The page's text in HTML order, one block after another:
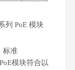
列 PoE 模块
标准
模块符合以